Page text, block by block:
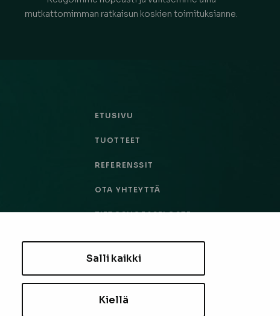
Salli kaikki
Kiellä
mutkattomimman ratkaisun koskien toimituksianne.
ETUSIVU
TUOTTEET
REFERENSSIT
OTA YHTEYTTÄ
TIETOSUOJASELOSTE
EVÄSTEASETUKSET
TILAA UUTISKIRJE